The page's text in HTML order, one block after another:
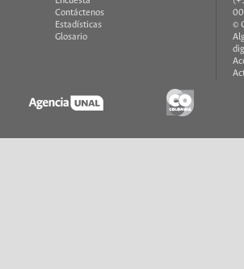
Contáctenos
Estadísticas
Glosario
©